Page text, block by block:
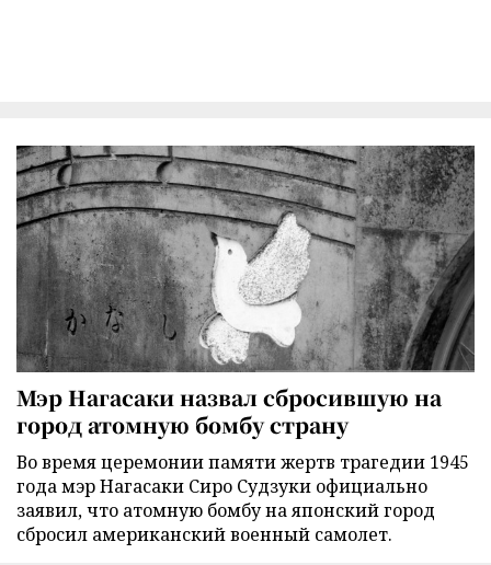
Мэр Нагасаки назвал сбросившую на
город атомную бомбу страну
Во время церемонии памяти жертв трагедии 1945
года мэр Нагасаки Сиро Судзуки официально
заявил, что атомную бомбу на японский город
сбросил американский военный самолет.